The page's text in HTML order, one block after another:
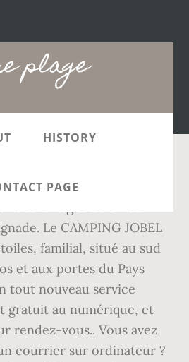
plage
HISTORY
PAGE
voir les tarifs.
Le CAMPING JOBEL
familial, situé au sud
et aux portes du Pays
tout nouveau service
gratuit au numérique, et
rendez-vous.. Vous avez
courrier sur ordinateur ?